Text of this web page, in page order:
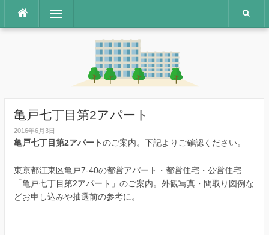
テ
メニュー
亀戸七丁目第2アパート
2016年6月3日
亀戸七丁目第2アパートのご案内。下記よりご確認ください。
東京都江東区亀戸7-40の都営アパート・都営住宅・公営住宅
「亀戸七丁目第2アパート」のご案内。外観写真・間取り図例な
どお申し込みや抽選前の参考に。